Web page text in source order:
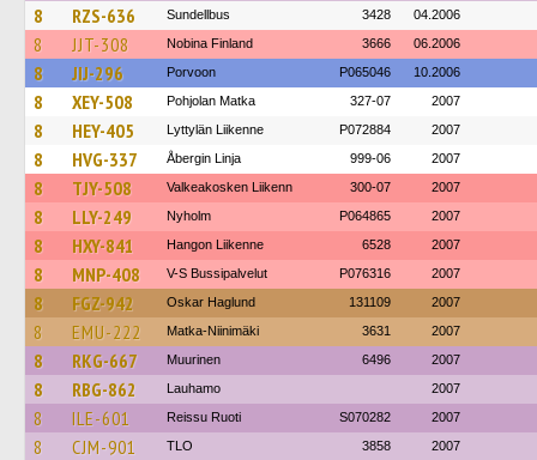
8 RZS-636 Sundellbus 3428 04.2006
8 JJT-308 Nobina Finland 3666 06.2006
8 JIJ-296 Porvoon P065046 10.2006
8 XEY-508 Pohjolan Matka 327-07 2007
8 HEY-405 Lyttylän Liikenne P072884 2007
8 HVG-337 Åbergin Linja 999-06 2007
8 TJY-508 Valkeakosken Liikenn 300-07 2007
8 LLY-249 Nyholm P064865 2007
8 HXY-841 Hangon Liikenne 6528 2007
8 MNP-408 V-S Bussipalvelut P076316 2007
8 FGZ-942 Oskar Haglund 131109 2007
8 EMU-222 Matka-Niinimäki 3631 2007
8 RKG-667 Muurinen 6496 2007
8 RBG-862 Lauhamo 2007
8 ILE-601 Reissu Ruoti S070282 2007
8 CJM-901 TLO 3858 2007